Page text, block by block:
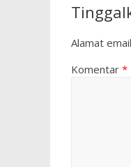
Alamat
Komentar *